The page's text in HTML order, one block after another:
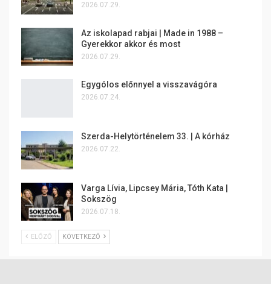
2026.07.29.
Az iskolapad rabjai | Made in 1988 –
Gyerekkor akkor és most
2026.07.29.
Egygólos előnnyel a visszavágóra
2026.07.24.
Szerda-Helytörténelem 33. | A kórház
2026.07.22.
Varga Lívia, Lipcsey Mária, Tóth Kata |
Sokszög
2026.07.18.
ELŐZŐ KÖVETKEZŐ